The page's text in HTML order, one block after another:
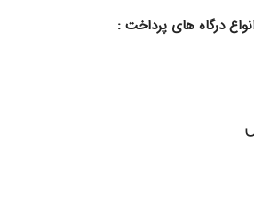
درگاه های پرداخت :